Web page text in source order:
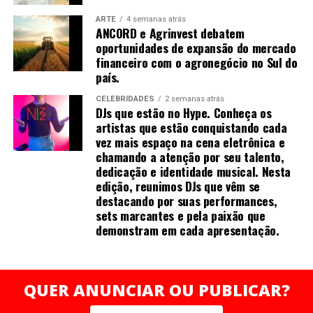
pescoço.
As causas da hérnia de disco vão além da postura
incorreta. O desgaste natural com a idade, traumas
físicos, esforço repetitivo e sedentarismo contribuem
para a degeneração dos discos. “Muitos pacientes
passam horas com o pescoço projetado para frente,
usando celular ou computador. Essa posição
sobrecarrega a coluna e acelera o desgaste”, observa o
O tratamento pode variar conforme a gravidade. Em
muitos casos, fisioterapia, fortalecimento muscular,
correção postural, uso de analgésicos e infiltrações são
suficientes para reduzir a inflamação e devolver
mobilidade. Mas quando há déficits neurológicos ou dor
incapacitante, a cirurgia pode ser a melhor opção”,
explica Dr. Aragão, lembrando que técnicas modernas
ARTE 4 semanas atrás
ANCORD e Agrinvest debatem
oportunidades de expansão do mercado
financeiro com o agronegócio no Sul do
país.
CELEBRIDADES 2 semanas atrás
DJs que estão no Hype. Conheça os
artistas que estão conquistando cada
vez mais espaço na cena eletrônica e
chamando a atenção por seu talento,
dedicação e identidade musical. Nesta
edição, reunimos DJs que vêm se
destacando por suas performances,
sets marcantes e pela paixão que
demonstram em cada apresentação.
QUER ANUNCIAR OU PUBLICAR?